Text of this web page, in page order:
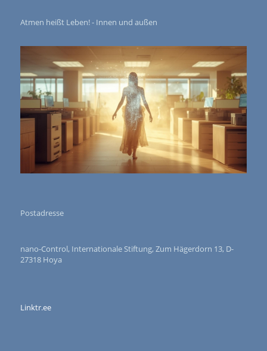
Atmen heißt Leben! - Innen und außen
Postadresse
nano-Control, Internationale Stiftung, Zum Hägerdorn 13, D-
27318 Hoya
Linktr.ee